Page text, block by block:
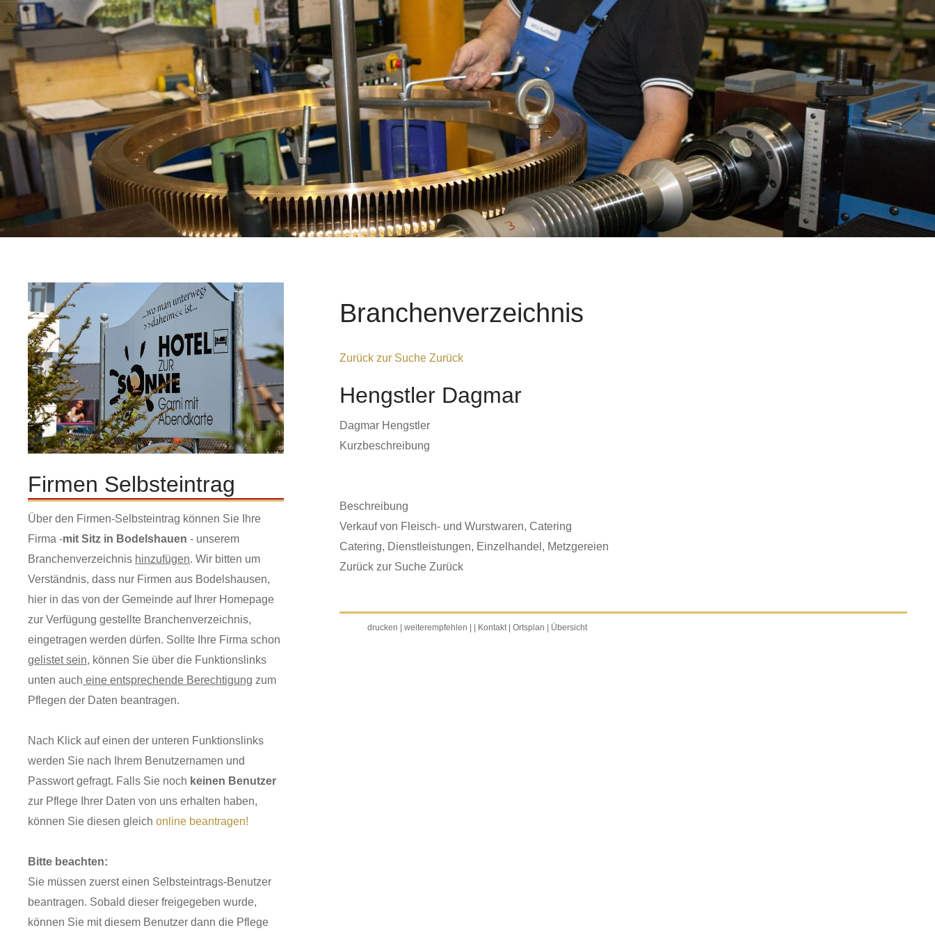
Firmen Selbsteintrag
Über den Firmen-Selbsteintrag können Sie Ihre
Firma -mit Sitz in Bodelshauen - unserem
Branchenverzeichnis hinzufügen. Wir bitten um
Verständnis, dass nur Firmen aus Bodelshausen,
hier in das von der Gemeinde auf Ihrer Homepage
zur Verfügung gestellte Branchenverzeichnis,
eingetragen werden dürfen. Sollte Ihre Firma schon
gelistet sein, können Sie über die Funktionslinks
unten auch eine entsprechende Berechtigung zum
Pflegen der Daten beantragen.
Nach Klick auf einen der unteren Funktionslinks
werden Sie nach Ihrem Benutzernamen und
Passwort gefragt. Falls Sie noch keinen Benutzer
zur Pflege Ihrer Daten von uns erhalten haben,
können Sie diesen gleich online beantragen!
Bitte beachten:
Sie müssen zuerst einen Selbsteintrags-Benutzer
beantragen. Sobald dieser freigegeben wurde,
können Sie mit diesem Benutzer dann die Pflege
Branchenverzeichnis
Zurück zur Suche Zurück
Hengstler Dagmar
Dagmar Hengstler
Kurzbeschreibung
Beschreibung
Verkauf von Fleisch- und Wurstwaren, Catering
Catering, Dienstleistungen, Einzelhandel , Metzgereien
Zurück zur Suche Zurück
drucken weiterempfehlen Kontakt| Ortsplan Übersicht